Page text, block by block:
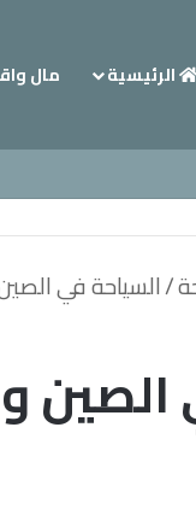
الرئيسية مال
/السياحة في